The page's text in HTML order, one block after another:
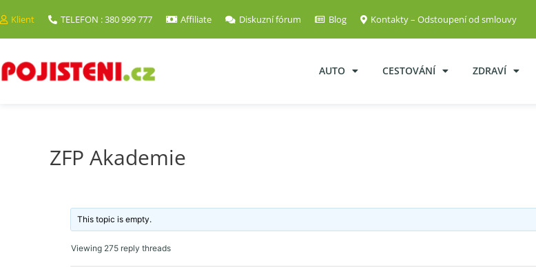
Klient TELEFON : 380 999 777 Affiliate Diskuzní fórum Blog Kontakty – Odstoupení od smlouvy
AUTO CESTOVÁNÍ ZDRAVÍ
ZFP Akademie
This topic is empty.
Viewing 275 reply threads